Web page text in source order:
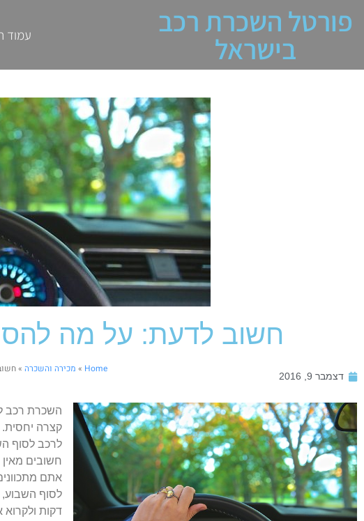
פורטל השכרת רכב
בישראל עמוד
חשוב לדעת: על מה
Home
» מכירה והשכרה »
דצמבר 9, 2016
השכרת רכב
קצרה יחסית.
לרכב לסוף
חשובים
אתם
לסוף
דקות